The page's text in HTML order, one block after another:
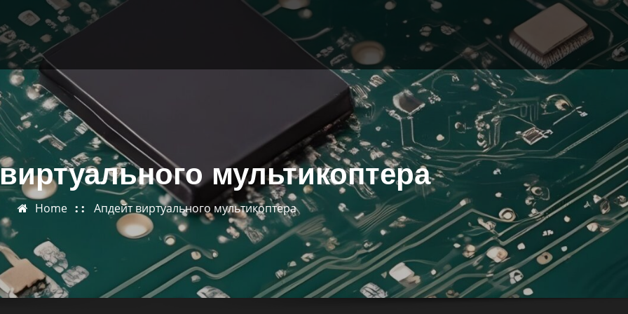
мультикоптера
Home Апдейт виртуального мультикоптера